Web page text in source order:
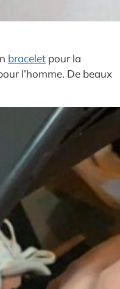
bracelet pour la
l’homme. De beaux